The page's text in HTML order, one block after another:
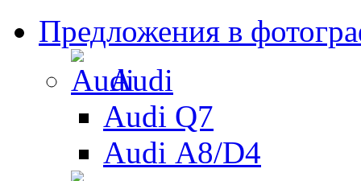
Предложения в
Audi
Audi Q7
Audi А8/D4